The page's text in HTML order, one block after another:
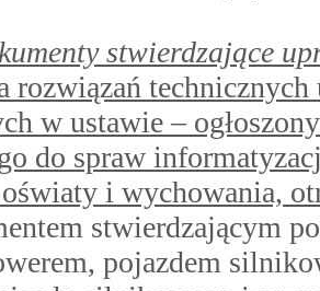
stwierdzające
rozwiązań
w ustawie –
do spraw
i wychowania,
stwierdzającym
pojazdem